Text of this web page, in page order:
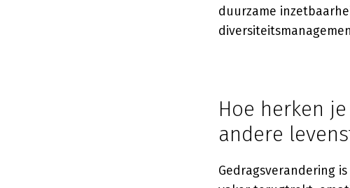
duurzame
Hoe herken
andere
Gedragsverandering